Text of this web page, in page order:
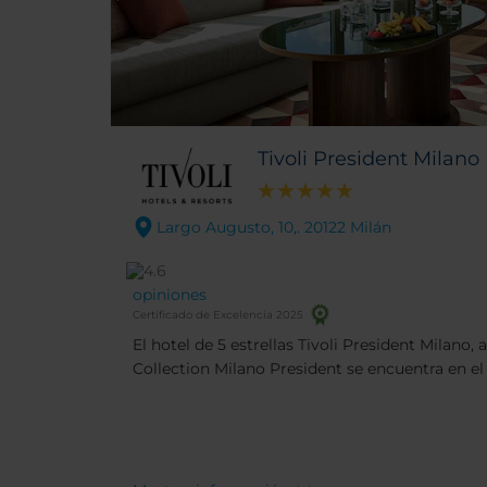
Tivoli President Milano
Largo Augusto, 10,. 20122 Milán
opiniones
Certificado de Excelencia 2025
El hotel de 5 estrellas Tivoli President Milano,
Collection Milano President se encuentra en
sumamos el hecho de que se encuentra a 5